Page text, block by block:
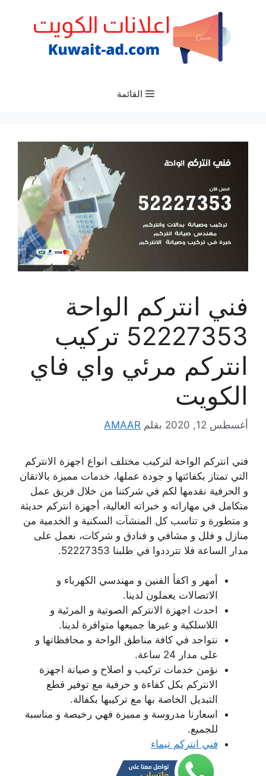
القائمة
فني انتركم الواحة
52227353 تركيب
انتركم مرئي واي فاي
الكويت
أغسطس 12, 2020 بقلم AMAAR
فني انتركم الواحة لتركيب مختلف انواع اجهزة الانتركم
التي تمتاز بكفائتها و جودة عملها، خدمات مميزة بالاتقان
و الحرفية نقدمها لكم في شركتنا من خلال فريق عمل
متكامل في مهاراته و خبراته العالية، أجهزة انتركم حديثة
و متطورة و تناسب كل المنشآت السكنية و الخدمية من
منازل و فلل و مشافي و فنادق و شركات، نعمل على
مدار الساعة فلا تترددوا في طلبنا 52227353.
أمهر و اكفأ الفنين و مهندسي الكهرباء و
الاتصالات يعملون لدينا.
احدث اجهزة الانتركم الصوتية و المرئية و
اللاسلكية و غيرها جميعها متوافرة لدينا.
نتواجد في كافة مناطق الواحة و محافظاتها و
على مدار 24 ساعة.
نؤمن خدمات تركيب و اصلاح و صيانة اجهزة
الانتركم بكل كفاءة و حرفية مع توفير قطع
التبديل الخاصة بها مع تركيبها بكفالة.
اسعارنا مدروسة و مميزة فهي رخيصة و مناسبة
للجميع.
فني انتركم تيماء